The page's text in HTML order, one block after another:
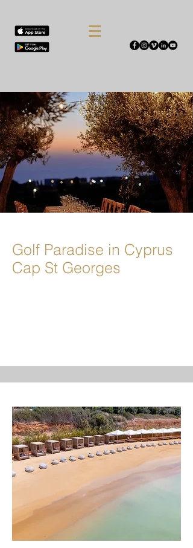
Golf Paradise in Cyprus
Cap St Georges